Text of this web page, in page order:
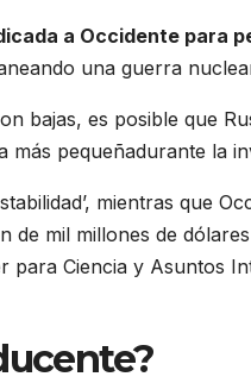
a Occidente para
una guerra
bajas, es posible que
más pequeñadurante la
mientras que
mil millones de
Ciencia y Asuntos